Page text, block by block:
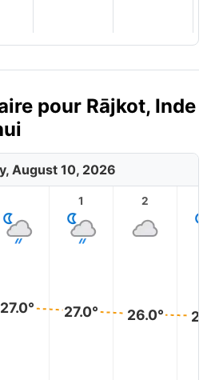
pour Rājkot, Inde
August 10, 2026
27.0°
1
27.0°
2
26.0°